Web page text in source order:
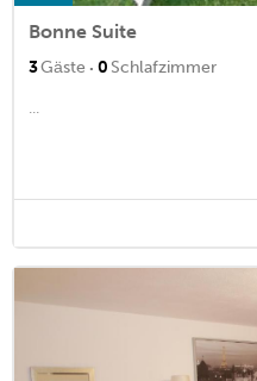
Bonne Suite
3Gäste · 0 Schlafzimmer
...